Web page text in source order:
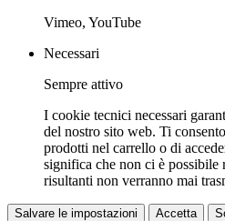
Vimeo, YouTube
Necessari
Sempre attivo
I cookie tecnici necessari
del nostro sito web. Ti
prodotti nel carrello o di
significa che non ci è possibile
risultanti non verranno mai
Salvare le impostazioni Accetta